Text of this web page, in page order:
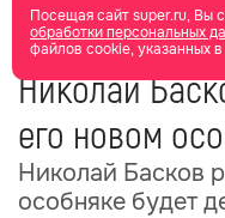
Посещая сайт super.ru, Вы
обработки персональных
файлов cookie, указанных
главная новости
27 июня 2025 09:37
Николай
его новом
Николай Басков
особняке будет